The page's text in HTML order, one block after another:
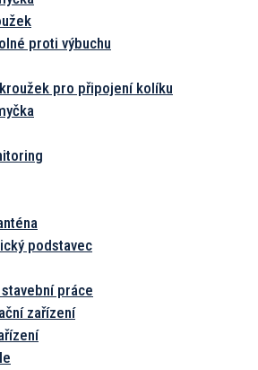
proti výbuchu
pro připojení kolíku
podstavec
práce
zařízení